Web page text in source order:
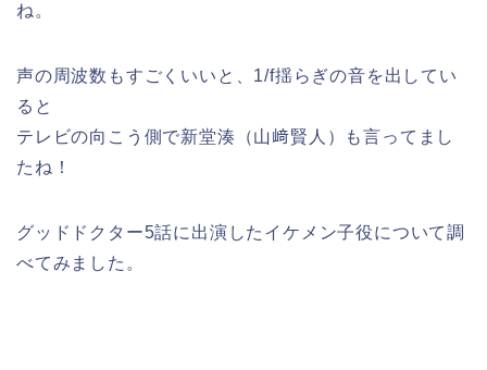
ね。
声の周波数もすごくいいと、1/f揺らぎの音を出してい
ると
テレビの向こう側で新堂湊（山﨑賢人）も言ってまし
たね！
グッドドクター5話に出演したイケメン子役について調
べてみました。